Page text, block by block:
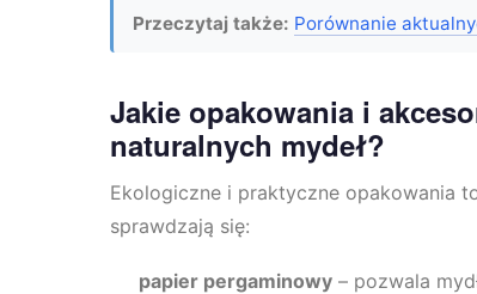
Przeczytaj także: Porównanie
Jakie opakowania i
naturalnych mydeł?
Ekologiczne i praktyczne opakowania
sprawdzają się:
papier pergaminowy – pozwala